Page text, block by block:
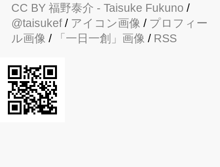
CC BY 福野泰介 - Taisuke Fukuno /
@taisukef/ アイコン画像 / プロフィー
ル画像 / 「一日一創」画像 / RSS